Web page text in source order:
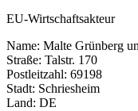
EU-Wirtschaftsakteur
Name: Malte Grünberg
Straße: Talstr. 170
Postleitzahl: 69198
Stadt: Schriesheim
Land: DE